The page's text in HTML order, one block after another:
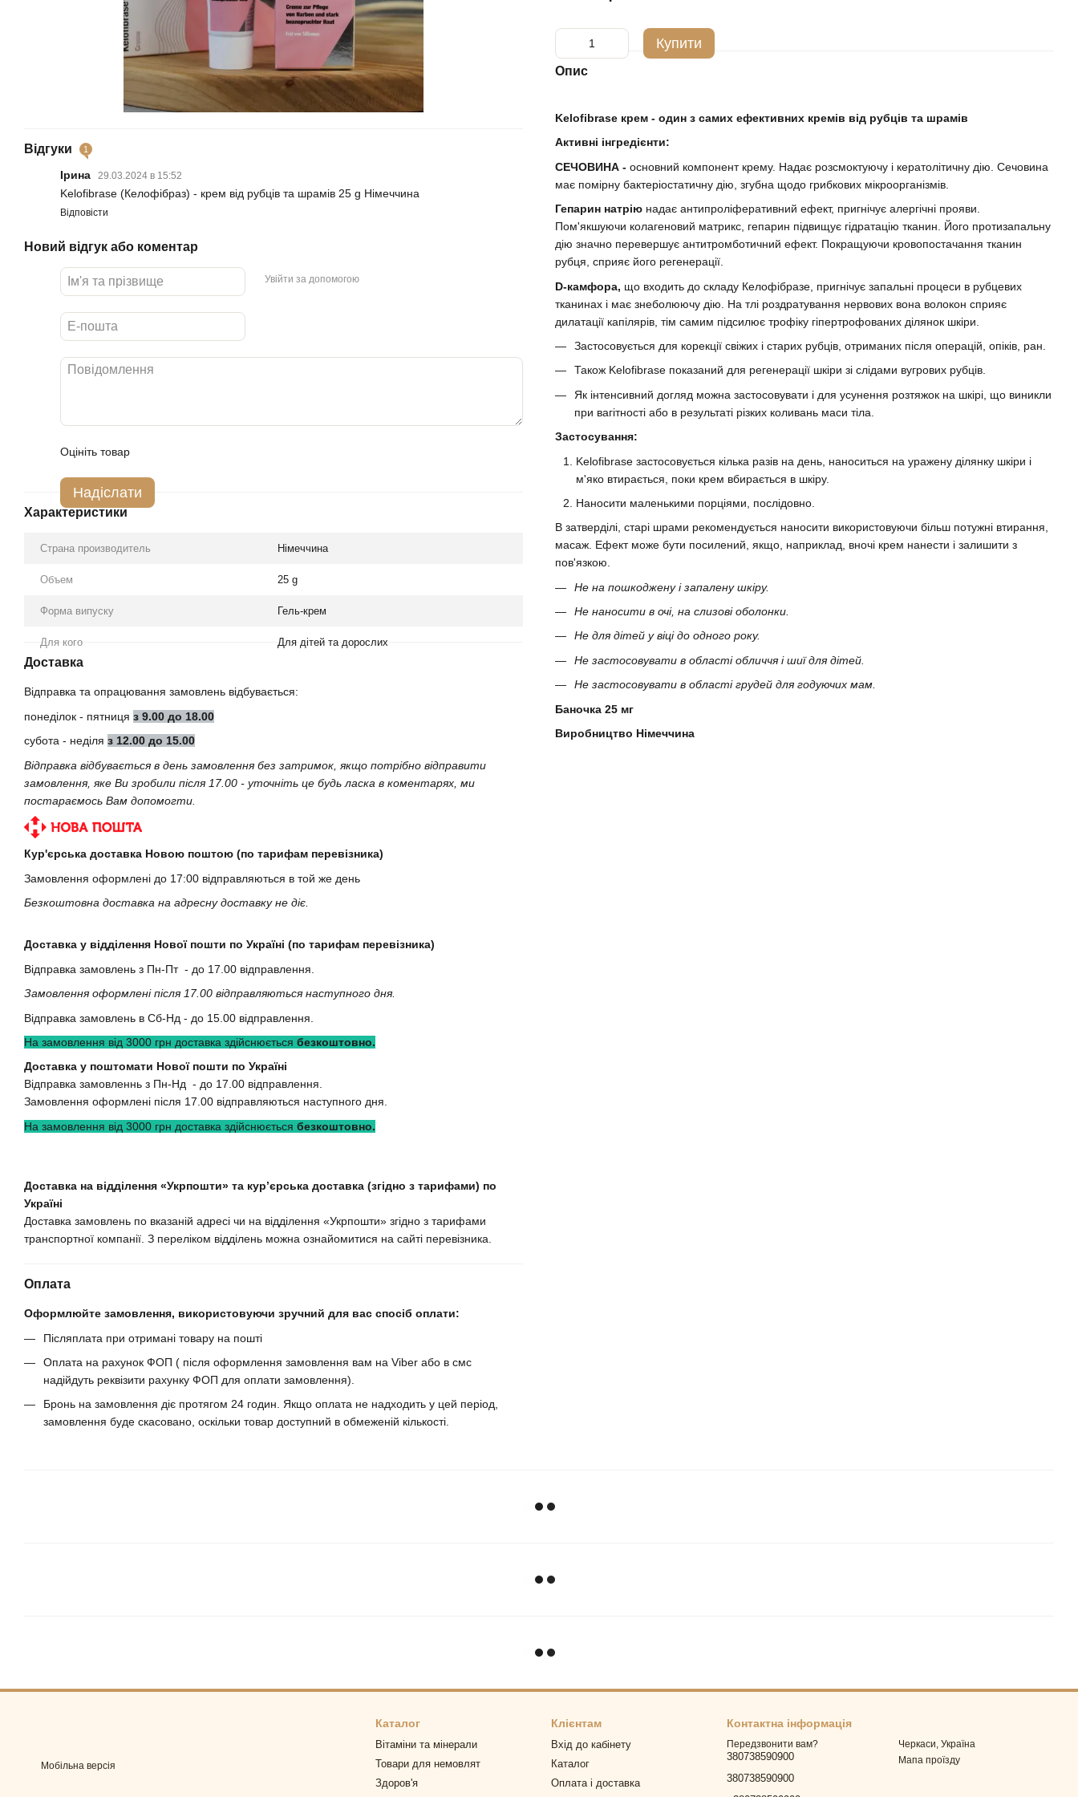
Відгуки 1
Ірина 29.03.2024 в 15:52
Kelofibrase (Келофібраз) - крем від рубців та шрамів 25 g Німеччина
Відповісти
Новий відгук або коментар
Увійти за допомогою
Оцініть товар
Надіслати
Характеристики
Страна производитель Німеччина
Объем 25 g
Форма випуску Гель-крем
Для кого Для дітей та дорослих
Доставка
Відправка та опрацювання замовлень відбувається:
понеділок - пятниця з 9.00 до 18.00
субота - неділя з 12.00 до 15.00
Відправка відбувається в день замовлення без затримок, якщо потрібно відправити
замовлення, яке Ви зробили після 17.00 - уточніть це будь ласка в коментарях, ми
постараємось Вам допомогти.
Кур'єрська доставка Новою поштою (по тарифам перевізника)
Замовлення оформлені до 17:00 відправляються в той же день
Безкоштовна доставка на адресну доставку не діє.
Доставка у відділення Нової пошти по Україні (по тарифам перевізника)
Відправка замовлень з Пн-Пт - до 17.00 відправлення.
Замовлення оформлені після 17.00 відправляються наступного дня.
Відправка замовлень в Сб-Нд - до 15.00 відправлення.
На замовлення від 3000 грн доставка здійснюється безкоштовно.
Доставка у поштомати Нової пошти по Україні
Відправка замовленнь з Пн-Нд - до 17.00 відправлення.
Замовлення оформлені після 17.00 відправляються наступного дня.
На замовлення від 3000 грн доставка здійснюється безкоштовно.
Доставка на відділення «Укрпошти» та кур’єрська доставка (згідно з тарифами) по
Україні
Доставка замовлень по вказаній адресі чи на відділення «Укрпошти» згідно з тарифами
транспортної компанії. З переліком відділень можна ознайомитися на сайті перевізника.
Оплата
Оформлюйте замовлення, використовуючи зручний для вас спосіб оплати:
Післяплата при отримані товару на пошті
Оплата на рахунок ФОП ( після оформлення замовлення вам на Viber або в смс
надійдуть реквізити рахунку ФОП для оплати замовлення).
Бронь на замовлення діє протягом 24 годин. Якщо оплата не надходить у цей період,
замовлення буде скасовано, оскільки товар доступний в обмеженій кількості.
Купити
Опис
Kelofibrase крем - один з самих ефективних кремів від рубців та шрамів
Активні інгредієнти:
СЕЧОВИНА - основний компонент крему. Надає розсмоктуючу і кератолітичну дію. Сечовина
має помірну бактеріостатичну дію, згубна щодо грибкових мікроорганізмів.
Гепарин натрію надає антипроліферативний ефект, пригнічує алергічні прояви.
Пом'якшуючи колагеновий матрикс, гепарин підвищує гідратацію тканин. Його протизапальну
дію значно перевершує антитромботичний ефект. Покращуючи кровопостачання тканин
рубця, сприяє його регенерації.
D-камфора, що входить до складу Келофібразе, пригнічує запальні процеси в рубцевих
тканинах і має знеболюючу дію. На тлі роздратування нервових вона волокон сприяє
дилатації капілярів, тім самим підсилює трофіку гіпертрофованих ділянок шкіри.
Застосовується для корекції свіжих і старих рубців, отриманих після операцій, опіків, ран.
Також Kelofibrase показаний для регенерації шкіри зі слідами вугрових рубців.
Як інтенсивний догляд можна застосовувати і для усунення розтяжок на шкірі, що виникли
при вагітності або в результаті різких коливань маси тіла.
Застосування:
Kelofibrase застосовується кілька разів на день, наноситься на уражену ділянку шкіри і
м'яко втирається, поки крем вбирається в шкіру.
Наносити маленькими порціями, послідовно.
В затверділі, старі шрами рекомендується наносити використовуючи більш потужні втирання,
масаж. Ефект може бути посилений, якщо, наприклад, вночі крем нанести і залишити з
пов'язкою.
Не на пошкоджену і запалену шкіру.
Не наносити в очі, на слизові оболонки.
Не для дітей у віці до одного року.
Не застосовувати в області обличчя і шиї для дітей.
Не застосовувати в області грудей для годуючих мам.
Баночка 25 мг
Виробництво Німеччина
Мобільна версія
Каталог
Вітаміни та мінерали
Товари для немовлят
Здоров'я
Клієнтам
Вхід до кабінету
Каталог
Оплата і доставка
Контактна інформація
Передзвонити вам?
380738590900
380738590900
Черкаси, Україна
Мапа проїзду